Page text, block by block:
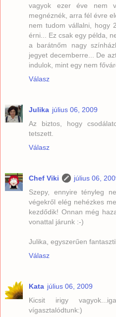
vagyok ezer éve nem
megnéznék, arra fél évre
nem tudom vállalni, hogy
érni... Ez csak egy példa,
a barátnőm nagy
jegyet decemberre... De
indulok, mint egy nem
Válasz
Julika július 06, 2009
Az biztos, hogy
tetszett.
Válasz
Chef Viki
július 06,
Szepy, ennyire tényleg
végekről elég nehézkes
kezdődik! Onnan még
vonattal járunk :-)
Julika, egyszerűen
Válasz
Kata július 06, 2009
Kicsit irigy
vígasztalódtunk:)